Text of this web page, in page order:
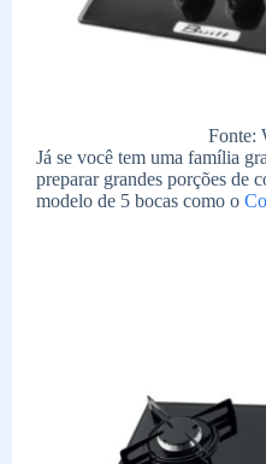
Fonte:
Já se você tem uma família
preparar grandes porções de
modelo de 5 bocas como o